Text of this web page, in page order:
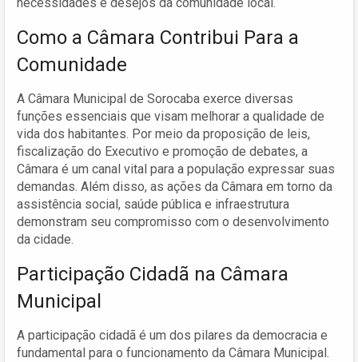
necessidades e desejos da comunidade local.
Como a Câmara Contribui Para a
Comunidade
A Câmara Municipal de Sorocaba exerce diversas
funções essenciais que visam melhorar a qualidade de
vida dos habitantes. Por meio da proposição de leis,
fiscalização do Executivo e promoção de debates, a
Câmara é um canal vital para a população expressar suas
demandas. Além disso, as ações da Câmara em torno da
assistência social, saúde pública e infraestrutura
demonstram seu compromisso com o desenvolvimento
da cidade.
Participação Cidadã na Câmara
Municipal
A participação cidadã é um dos pilares da democracia e
fundamental para o funcionamento da Câmara Municipal.